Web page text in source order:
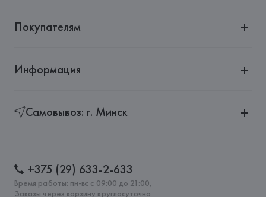
Покупателям
Информация
Самовывоз: г. Минск
+375 (29) 633-2-633
Время работы: пн-вс с 09:00 до 21:00,
Заказы через корзину круглосуточно